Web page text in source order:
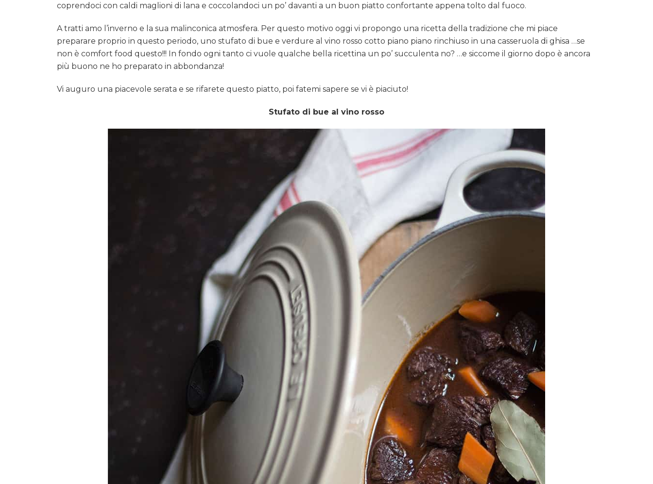
coprendoci con caldi maglioni di lana e coccolandoci un po’ davanti a un buon piatto confortante appena tolto dal fuoco.
A tratti amo l’inverno e la sua malinconica atmosfera. Per questo motivo oggi vi propongo una ricetta della tradizione che mi piace
preparare proprio in questo periodo, uno stufato di bue e verdure al vino rosso cotto piano piano rinchiuso in una casseruola di ghisa …se
non è comfort food questo!!! In fondo ogni tanto ci vuole qualche bella ricettina un po’ succulenta no? …e siccome il giorno dopo è ancora
più buono ne ho preparato in abbondanza!
Vi auguro una piacevole serata e se rifarete questo piatto, poi fatemi sapere se vi è piaciuto!
Stufato di bue al vino rosso